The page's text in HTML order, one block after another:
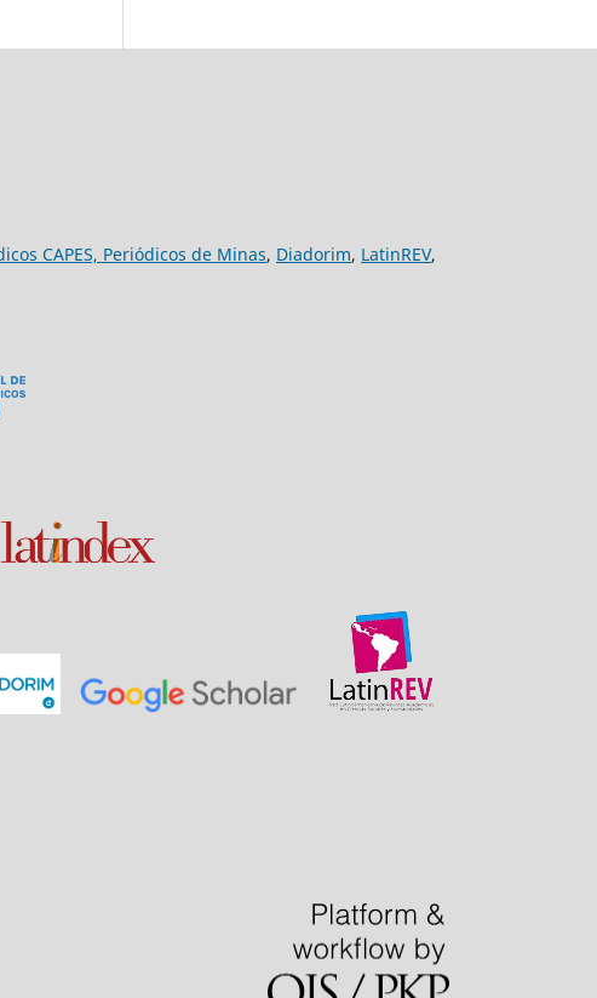
CAPES, Periódicos de Minas, Diadorim, LatinREV,